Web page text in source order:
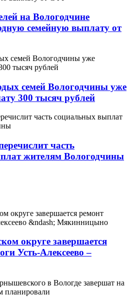
на Вологодчине
семейную выплату от
семей Вологодчины уже
300 тысяч рублей
часть
жителям Вологодчины
округе завершается
Усть-Алексеево –